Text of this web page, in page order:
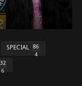
SPECIAL
86
4
32
6